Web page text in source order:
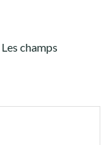
Les champs